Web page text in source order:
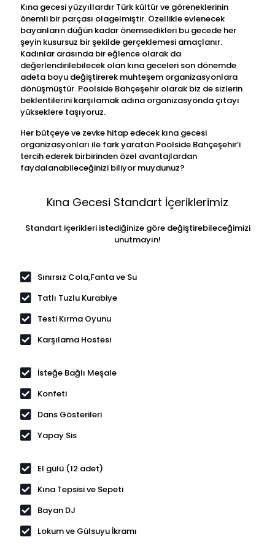
Kına gecesi yüzyıllardır Türk kültür ve göreneklerinin
önemli bir parçası olagelmiştir. Özellikle evlenecek
bayanların düğün kadar önemsedikleri bu gecede her
şeyin kusursuz bir şekilde gerçeklemesi amaçlanır.
Kadınlar arasında bir eğlence olarak da
değerlendirilebilecek olan kına geceleri son dönemde
adeta boyu değiştirerek muhteşem organizasyonlara
dönüşmüştür. Poolside Bahçeşehir olarak biz de sizlerin
beklentilerini karşılamak adına organizasyonda çıtayı
yükseklere taşıyoruz.
Her bütçeye ve zevke hitap edecek kına gecesi
organizasyonları ile fark yaratan Poolside Bahçeşehir’i
tercih ederek birbirinden özel avantajlardan
faydalanabileceğinizi biliyor muydunuz?
Kına Gecesi Standart İçeriklerimiz
Standart içerikleri istediğinize göre değiştirebileceğimizi
unutmayın!
Sınırsız Cola,Fanta ve Su
Tatlı Tuzlu Kurabiye
Testi Kırma Oyunu
Karşılama Hostesi
İsteğe Bağlı Meşale
Konfeti
Dans Gösterileri
Yapay Sis
El gülü (12 adet)
Kına Tepsisi ve Sepeti
Bayan DJ
Lokum ve Gülsuyu İkramı